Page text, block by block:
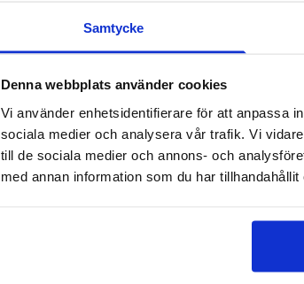
Samtycke
Denna webbplats använder cookies
Vi använder enhetsidentifierare för att anpassa
sociala medier och analysera vår trafik. Vi
till de sociala medier och annons- och
med annan information som du har
Föremålets vikt
Det aktuella dagspriset för guld
Till exempel innehåller 18 karats vitguld
föremålen väger lika mycket. Färgen på
Också slitna och söndriga smycken
Förvandla ditt